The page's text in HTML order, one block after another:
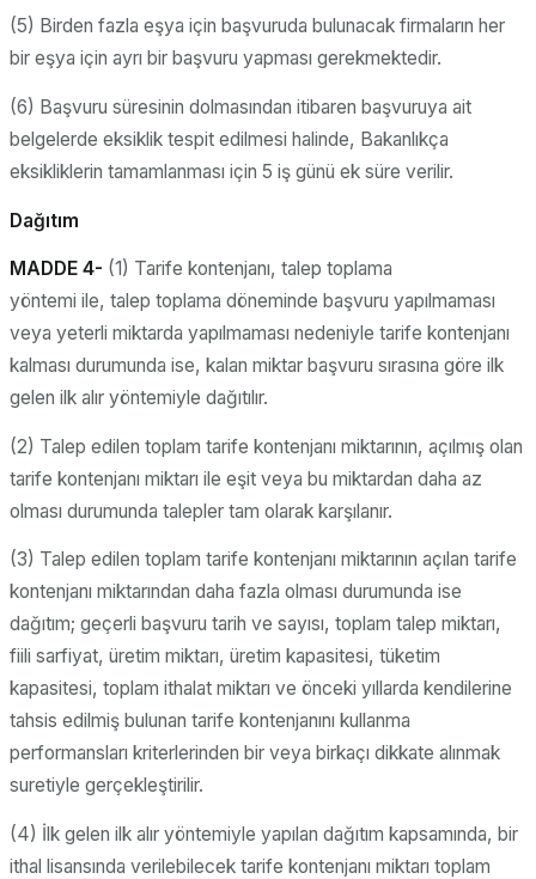
(5) Birden fazla eşya için başvuruda bulunacak firmaların her
bir eşya için ayrı bir başvuru yapması gerekmektedir.
(6) Başvuru süresinin dolmasından itibaren başvuruya ait
belgelerde eksiklik tespit edilmesi halinde, Bakanlıkça
eksikliklerin tamamlanması için 5 iş günü ek süre verilir.
Dağıtım
MADDE 4- (1) Tarife kontenjanı, talep toplama
yöntemi ile, talep toplama döneminde başvuru yapılmaması
veya yeterli miktarda yapılmaması nedeniyle tarife kontenjanı
kalması durumunda ise, kalan miktar başvuru sırasına göre ilk
gelen ilk alır yöntemiyle dağıtılır.
(2) Talep edilen toplam tarife kontenjanı miktarının, açılmış olan
tarife kontenjanı miktarı ile eşit veya bu miktardan daha az
olması durumunda talepler tam olarak karşılanır.
(3) Talep edilen toplam tarife kontenjanı miktarının açılan tarife
kontenjanı miktarından daha fazla olması durumunda ise
dağıtım; geçerli başvuru tarih ve sayısı, toplam talep miktarı,
fiili sarfiyat, üretim miktarı, üretim kapasitesi, tüketim
kapasitesi, toplam ithalat miktarı ve önceki yıllarda kendilerine
tahsis edilmiş bulunan tarife kontenjanını kullanma
performansları kriterlerinden bir veya birkaçı dikkate alınmak
suretiyle gerçekleştirilir.
(4) İlk gelen ilk alır yöntemiyle yapılan dağıtım kapsamında, bir
ithal lisansında verilebilecek tarife kontenjanı miktarı toplam